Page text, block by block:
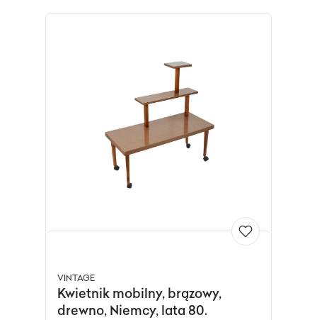
VINTAGE
Kwietnik mobilny, brązowy,
drewno, Niemcy, lata 80.